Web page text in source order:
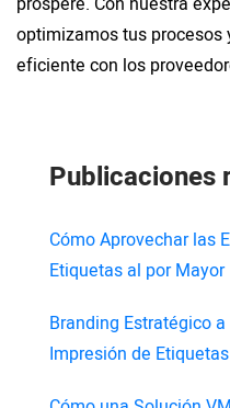
optimizamos tus procesos
eficiente con los
Publicaciones
Cómo Aprovechar las
Etiquetas al por Mayor
Branding Estratégico
Impresión de